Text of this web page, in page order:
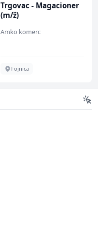
Trgovac - Magacioner
(m/ž)
Amko komerc
Fojnica